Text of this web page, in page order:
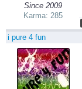
Since 2009
Karma: 285
i pure 4 fun